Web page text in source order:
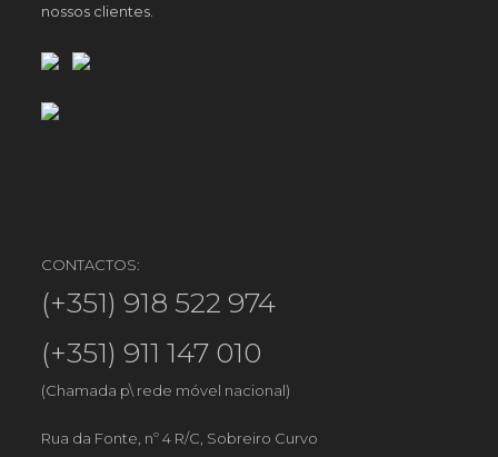
nossos clientes.
CONTACTOS:
(+351) 918 522 974
(+351) 911 147 010
(Chamada p\ rede móvel nacional)
Rua da Fonte, nº 4 R/C, Sobreiro Curvo